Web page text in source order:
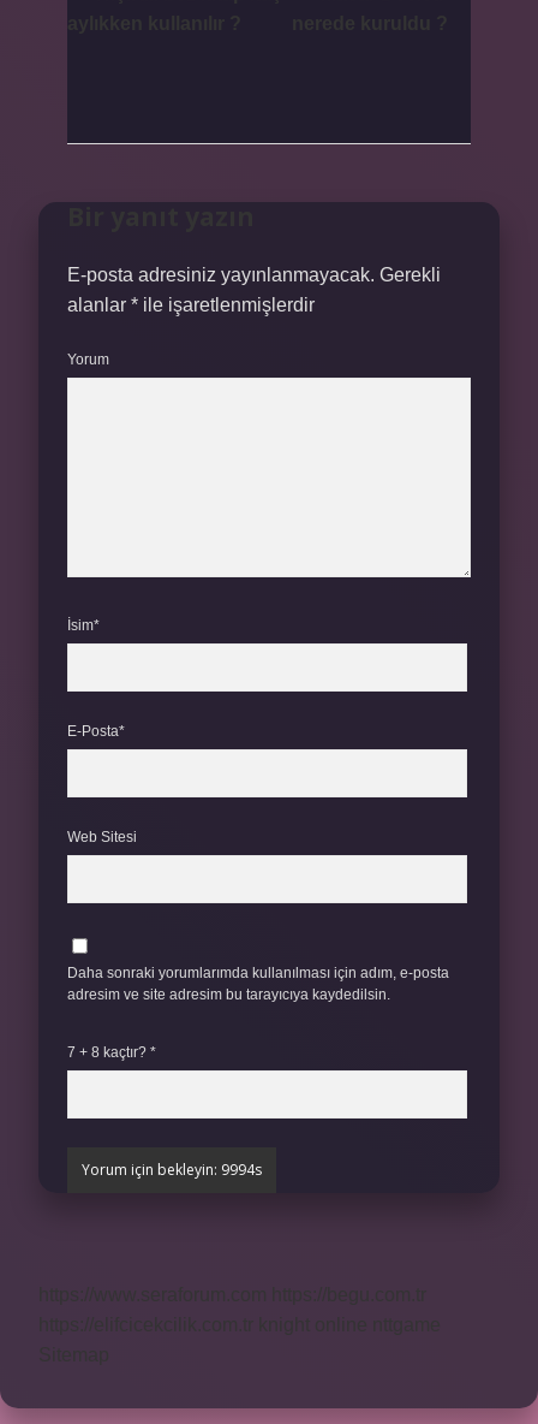
E-posta adresiniz yayınlanmayacak. Gerekli
alanlar * ile işaretlenmişlerdir
Yorum
İsim*
E-Posta*
Web Sitesi
Daha sonraki yorumlarımda kullanılması için adım, e-posta
adresim ve site adresim bu tarayıcıya kaydedilsin.
7 + 8 kaçtır? *